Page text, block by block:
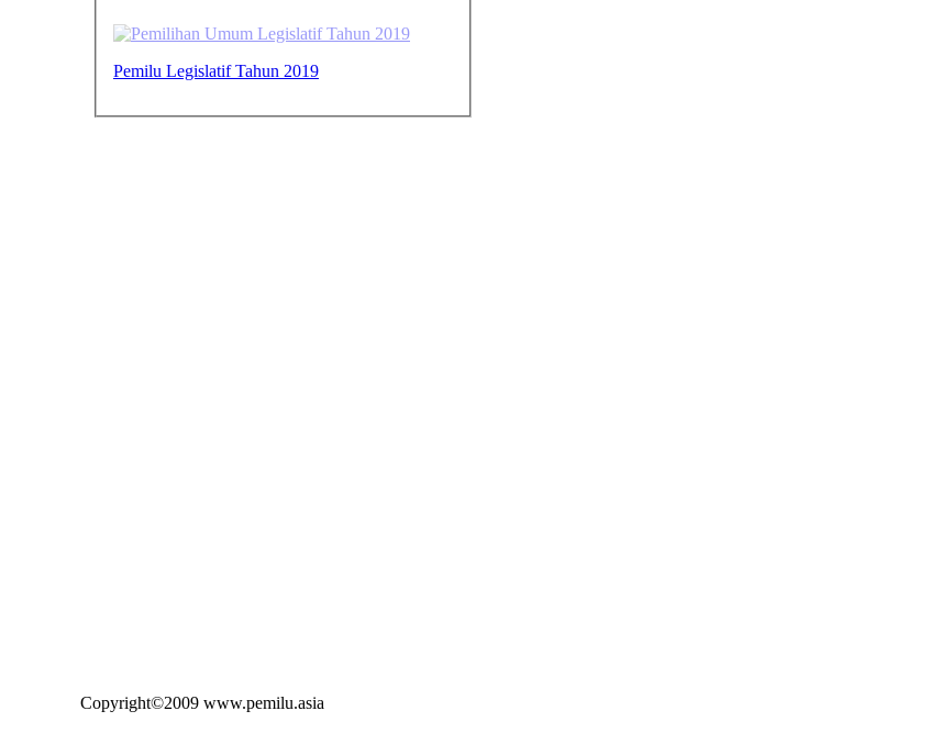
Pemilu Legislatif Tahun 2019
Copyright©2009 www.pemilu.asia